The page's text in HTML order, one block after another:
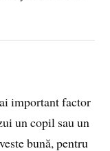
important factor
un copil sau un
bună, pentru